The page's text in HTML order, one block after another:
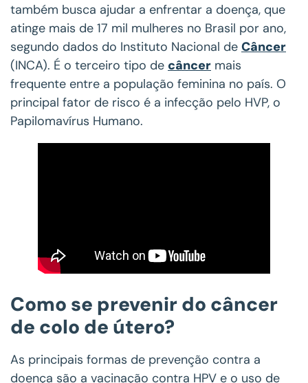
também busca ajudar a enfrentar a doença, que
atinge mais de 17 mil mulheres no Brasil por ano,
segundo dados do Instituto Nacional de Câncer
(INCA). É o terceiro tipo de câncer mais
frequente entre a população feminina no país. O
principal fator de risco é a infecção pelo HVP, o
Papilomavírus Humano.
Como se prevenir do câncer
de colo de útero?
As principais formas de prevenção contra a
doença são a vacinação contra HPV e o uso de